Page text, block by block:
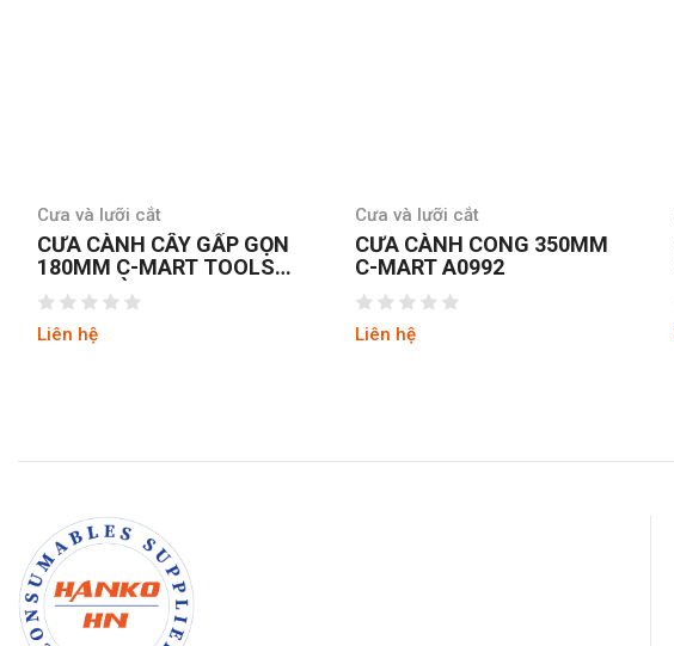
Cưa và lưỡi cắt
CƯA CÀNH CÂY GẤP GỌN
180MM C-MART TOOLS
A0692 ĐÀI LOAN
Liên hệ
Cưa và lưỡi cắt
CƯA CÀNH CONG 350MM
C-MART A0992
Liên hệ